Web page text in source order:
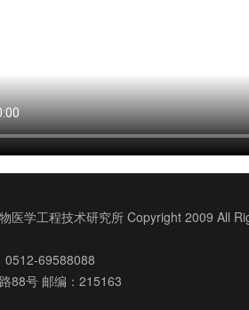
医学工程技术研究所 Copyright 2009 All
0512-69588088
88号 邮编：215163